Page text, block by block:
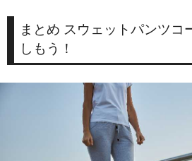
まとめ スウェットパンツコ
しもう！